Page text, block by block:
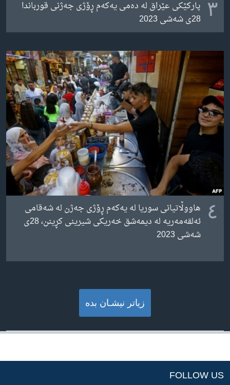
٣ پارکێکی عێراق لە دەمی یەکەم ڕۆژی جەژنی قورباندا
28ی شەشی 2023
٤ هاووڵاتیانی سوریا لە یەکەم ڕۆژی جەژن لە شەقامی
ئەلقەمەریە لە دیمەشق خەریکی شیرینی کڕینن، 28ی
شەشی 2023
زیاتر نیشـان بده‌
FOLLOW US